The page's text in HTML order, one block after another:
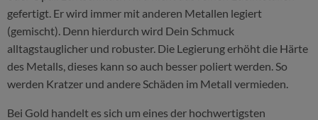
gefertigt. Er wird immer mit anderen Metallen legiert
(gemischt). Denn hierdurch wird Dein Schmuck
alltagstauglicher und robuster. Die Legierung erhöht die Härte
des Metalls, dieses kann so auch besser poliert werden. So
werden Kratzer und andere Schäden im Metall vermieden.
Bei Gold handelt es sich um eines der hochwertigsten